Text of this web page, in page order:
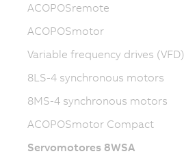
ACOPOSremote
ACOPOSmotor
Variable frequency drives (VFD)
8LS-4 synchronous motors
8MS-4 synchronous motors
ACOPOSmotor Compact
Servomotores 8WSA